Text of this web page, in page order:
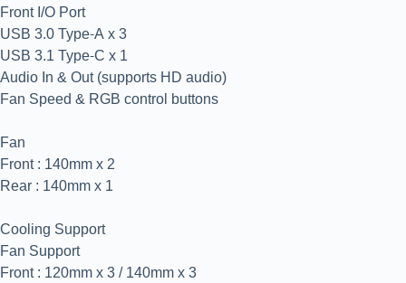
Front I/O Port
USB 3.0 Type-A x 3
USB 3.1 Type-C x 1
Audio In & Out (supports HD audio)
Fan Speed & RGB control buttons
Fan
Front : 140mm x 2
Rear : 140mm x 1
Cooling Support
Fan Support
Front : 120mm x 3 / 140mm x 3